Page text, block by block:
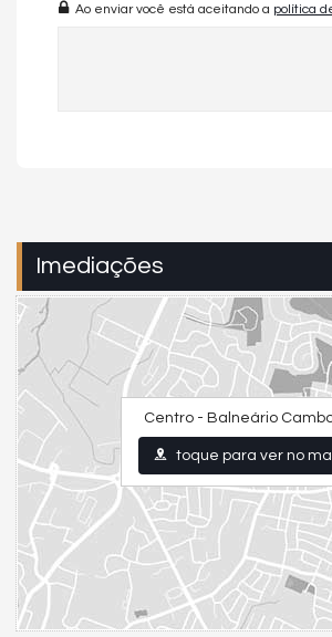
Ao enviar você está aceitando a política
Imediações
Centro - Balneário
toque para ver no